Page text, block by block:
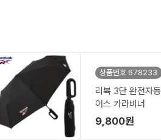
상품번호 678233
리복 3단 완전자
어스 카라비너
9,800원